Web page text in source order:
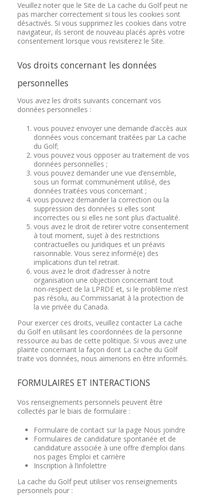
Veuillez noter que le Site de La cache du Golf peut ne
pas marcher correctement si tous les cookies sont
désactivés. Si vous supprimez les cookies dans votre
navigateur, ils seront de nouveau placés après votre
consentement lorsque vous revisiterez le Site.
Vos droits concernant les données
personnelles
Vous avez les droits suivants concernant vos
données personnelles :
vous pouvez envoyer une demande d’accès aux
données vous concernant traitées par La cache
du Golf;
vous pouvez vous opposer au traitement de vos
données personnelles ;
vous pouvez demander une vue d’ensemble,
sous un format communément utilisé, des
données traitées vous concernant ;
vous pouvez demander la correction ou la
suppression des données si elles sont
incorrectes ou si elles ne sont plus d’actualité.
vous avez le droit de retirer votre consentement
à tout moment, sujet à des restrictions
contractuelles ou juridiques et un préavis
raisonnable. Vous serez informé(e) des
implications d’un tel retrait.
vous avez le droit d’adresser à notre
organisation une objection concernant tout
non-respect de la LPRDE et, si le problème n’est
pas résolu, au Commissariat à la protection de
la vie privée du Canada.
Pour exercer ces droits, veuillez contacter La cache
du Golf en utilisant les coordonnées de la personne
ressource au bas de cette politique. Si vous avez une
plainte concernant la façon dont La cache du Golf
traite vos données, nous aimerions en être informés.
FORMULAIRES ET INTERACTIONS
Vos renseignements personnels peuvent être
collectés par le biais de formulaire :
Formulaire de contact sur la page Nous joindre
Formulaires de candidature spontanée et de
candidature associée à une offre d’emploi dans
nos pages Emploi et carrière
Inscription à l’infolettre
La cache du Golf peut utiliser vos renseignements
personnels pour :